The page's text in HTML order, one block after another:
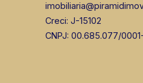
Creci: J-15102
CNPJ: 00.685.077/